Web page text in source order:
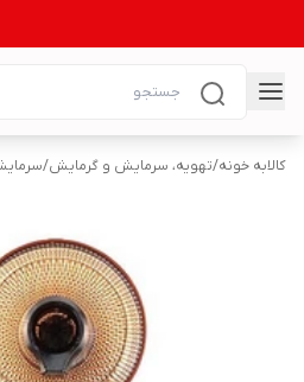
کالابه خونه/تهویه، سرمایش و گرمایش/